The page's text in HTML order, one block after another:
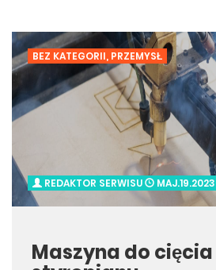
BEZ KATEGORII, PRZEMYSŁ
REDAKTOR SERWISU MAJ.19.2023
Maszyna do cięcia